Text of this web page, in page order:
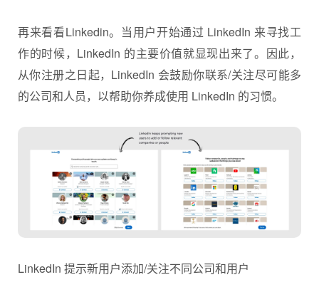
再来看看Linkedin。当用户开始通过 LinkedIn 来寻找工
作的时候，LinkedIn 的主要价值就显现出来了。因此，
从你注册之日起，LinkedIn 会鼓励你联系/关注尽可能多
的公司和人员，以帮助你养成使用 LinkedIn 的习惯。
LinkedIn 提示新用户添加/关注不同公司和用户